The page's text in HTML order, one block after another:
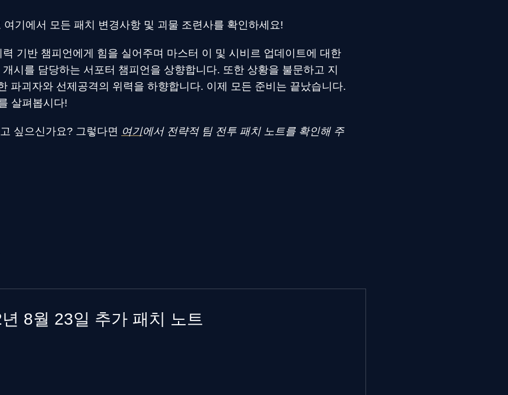
기에서 모든 패치 변경사항 및 괴물 조련사를 확인하세요!
기반 챔피언에게 힘을 실어주며 마스터 이 및 시비르 업데이트에 대한
시를 담당하는 서포터 챔피언을 상향합니다. 또한 상황을 불문하고 지
파괴자와 선제공격의 위력을 하향합니다. 이제 모든 준비는 끝났습니다.
살펴봅시다!
싶으신가요? 그렇다면 여기에서 전략적 팀 전투 패치 노트를 확인해 주
8월 23일 추가 패치 노트